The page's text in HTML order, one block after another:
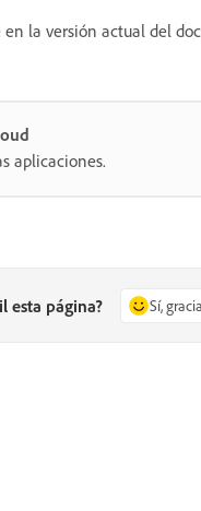
la versión actual del
aplicaciones.
esta página? Sí,